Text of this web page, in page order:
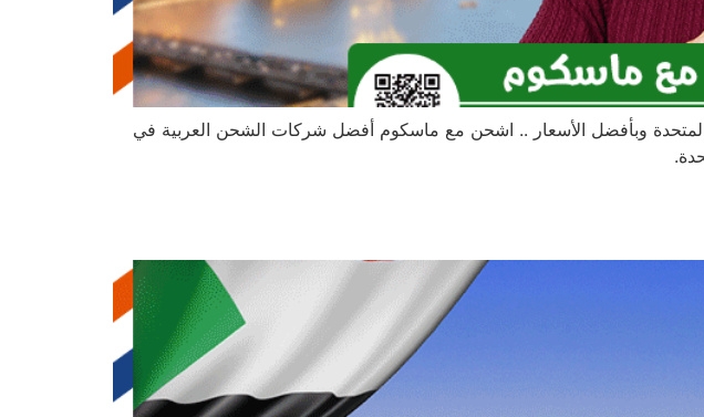
وبأفضل الأسعار .. اشحن مع ماسكوم أفضل شركات الشحن العربية في